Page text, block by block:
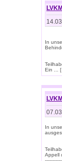
In
Ein ... [
In
Appell